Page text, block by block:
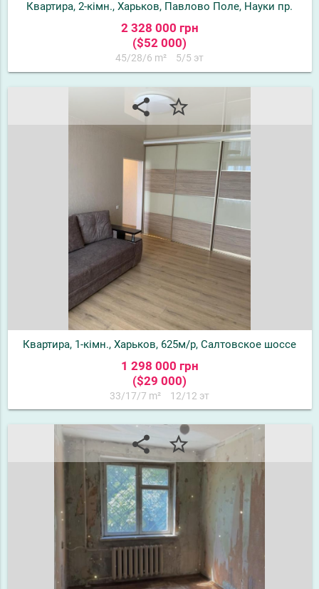
Квартира, 2-кімн., Харьков, Павлово Поле, Науки пр.
2 328 000 грн
($52 000)
45/28/6 m² 5/5 эт
share star_border
Квартира, 1-кімн., Харьков, 625м/р, Салтовское шоссе
1 298 000 грн
($29 000)
33/17/7 m² 12/12 эт
share star_border